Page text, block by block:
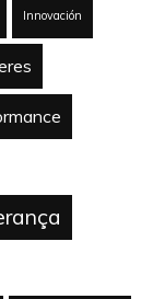
Innovación